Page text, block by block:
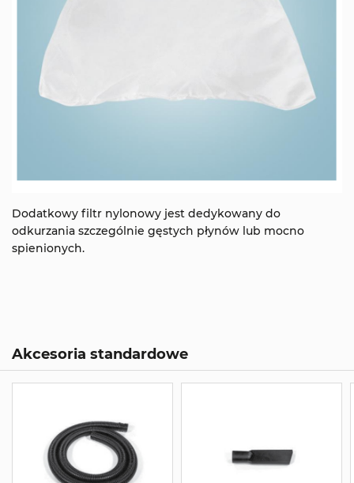
Dodatkowy filtr nylonowy jest dedykowany do
odkurzania szczególnie gęstych płynów lub mocno
spienionych.
Akcesoria standardowe